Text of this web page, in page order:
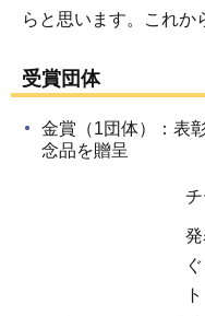
らと思います。これか
受賞団体
金賞（1団体）：表
念品を贈呈
ト